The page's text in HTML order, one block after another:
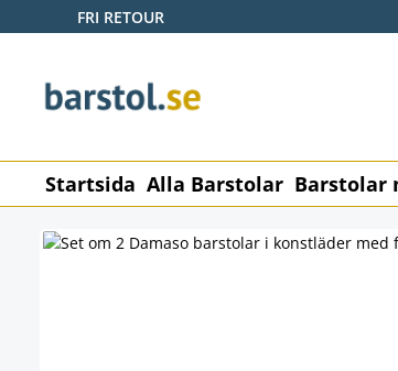
till huvudinnehåll
Hoppa till sökning
Hoppa till huvudnavigering
FRI RETOUR
Startsida Alla Barstolar Barstolar